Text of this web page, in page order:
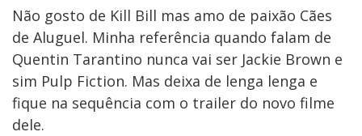
Não gosto de Kill Bill mas amo de paixão Cães
de Aluguel. Minha referência quando falam de
Quentin Tarantino nunca vai ser Jackie Brown e
sim Pulp Fiction. Mas deixa de lenga lenga e
fique na sequência com o trailer do novo filme
dele.